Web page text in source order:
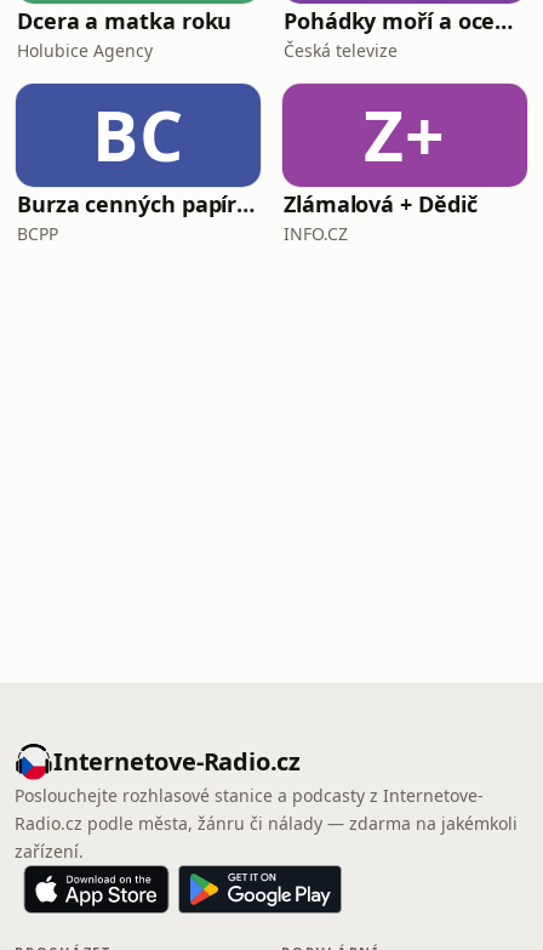
Dcera a matka roku
Holubice Agency
Pohádky moří a oceánů
Česká televize
BC
Burza cenných papírů Praha
BCPP
Z+
Zlámalová + Dědič
INFO.CZ
Internetove-Radio.cz
Poslouchejte rozhlasové stanice a podcasty z Internetove-
Radio.cz podle města, žánru či nálady — zdarma na jakémkoli
zařízení.